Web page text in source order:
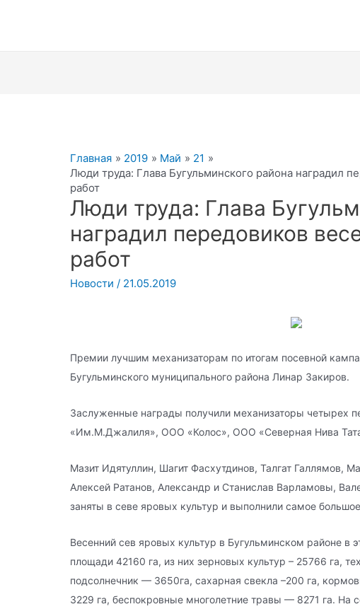
Главная 2019 Май
21
Люди труда: Глава Бугульминского района наградил
работ
Люди труда: Глава
наградил передовиков
работ
Новости / 21.05.2019
Премии лучшим механизаторам по итогам посевной
Бугульминского муниципального района Линар Закиров.
Заслуженные награды получили механизаторы четырех
«Им.М.Джалиля», ООО «Колос», ООО «Северная Нива
Мазит Идятуллин, Шагит Фасхутдинов, Талгат Галлямов,
Алексей Ратанов, Александр и Станислав Варламовы,
заняты в севе яровых культур и выполнили самое
Весенний сев яровых культур в Бугульминском районе в
площади 42160 га, из них зерновых культур – 25766 га,
подсолнечник — 3650га, сахарная свекла –200 га,
3229 га, беспокровные многолетние травы — 8271 га. На